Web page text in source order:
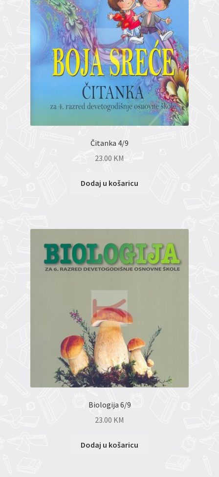
Čitanka 4/9
23.00 KM
Dodaj u košaricu
Biologija 6/9
23.00 KM
Dodaj u košaricu